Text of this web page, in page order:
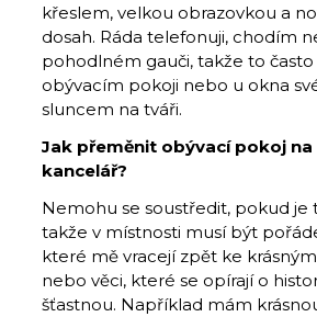
křeslem, velkou obrazovkou a
dosah. Ráda telefonuji, chodím
pohodlném gauči, takže to
obývacím pokoji nebo u okna
sluncem na tváři.
Jak přeměnit obývací pokoj
kancelář?
Nemohu se soustředit, pokud je
takže v místnosti musí být
které mě vracejí zpět ke
nebo věci, které se opírají o
šťastnou. Například mám